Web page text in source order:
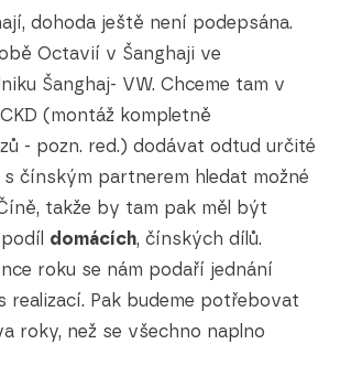
dohoda ještě není podepsána.
Octavií v Šanghaji ve
Šanghaj- VW. Chceme tam v
(montáž kompletně
- pozn. red.) dodávat odtud určité
čínským partnerem hledat možné
takže by tam pak měl být
domácích, čínských dílů.
roku se nám podaří jednání
realizací. Pak budeme potřebovat
roky, než se všechno naplno